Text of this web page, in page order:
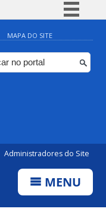
Simplifique!
Comunica BR
Participe
MAPA DO SITE
Administradores do Site
MENU